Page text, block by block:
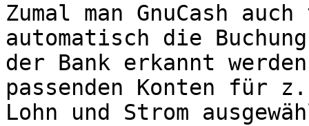
Zumal man GnuCash
automatisch die
der Bank erkannt
passenden Konten für
Lohn und Strom